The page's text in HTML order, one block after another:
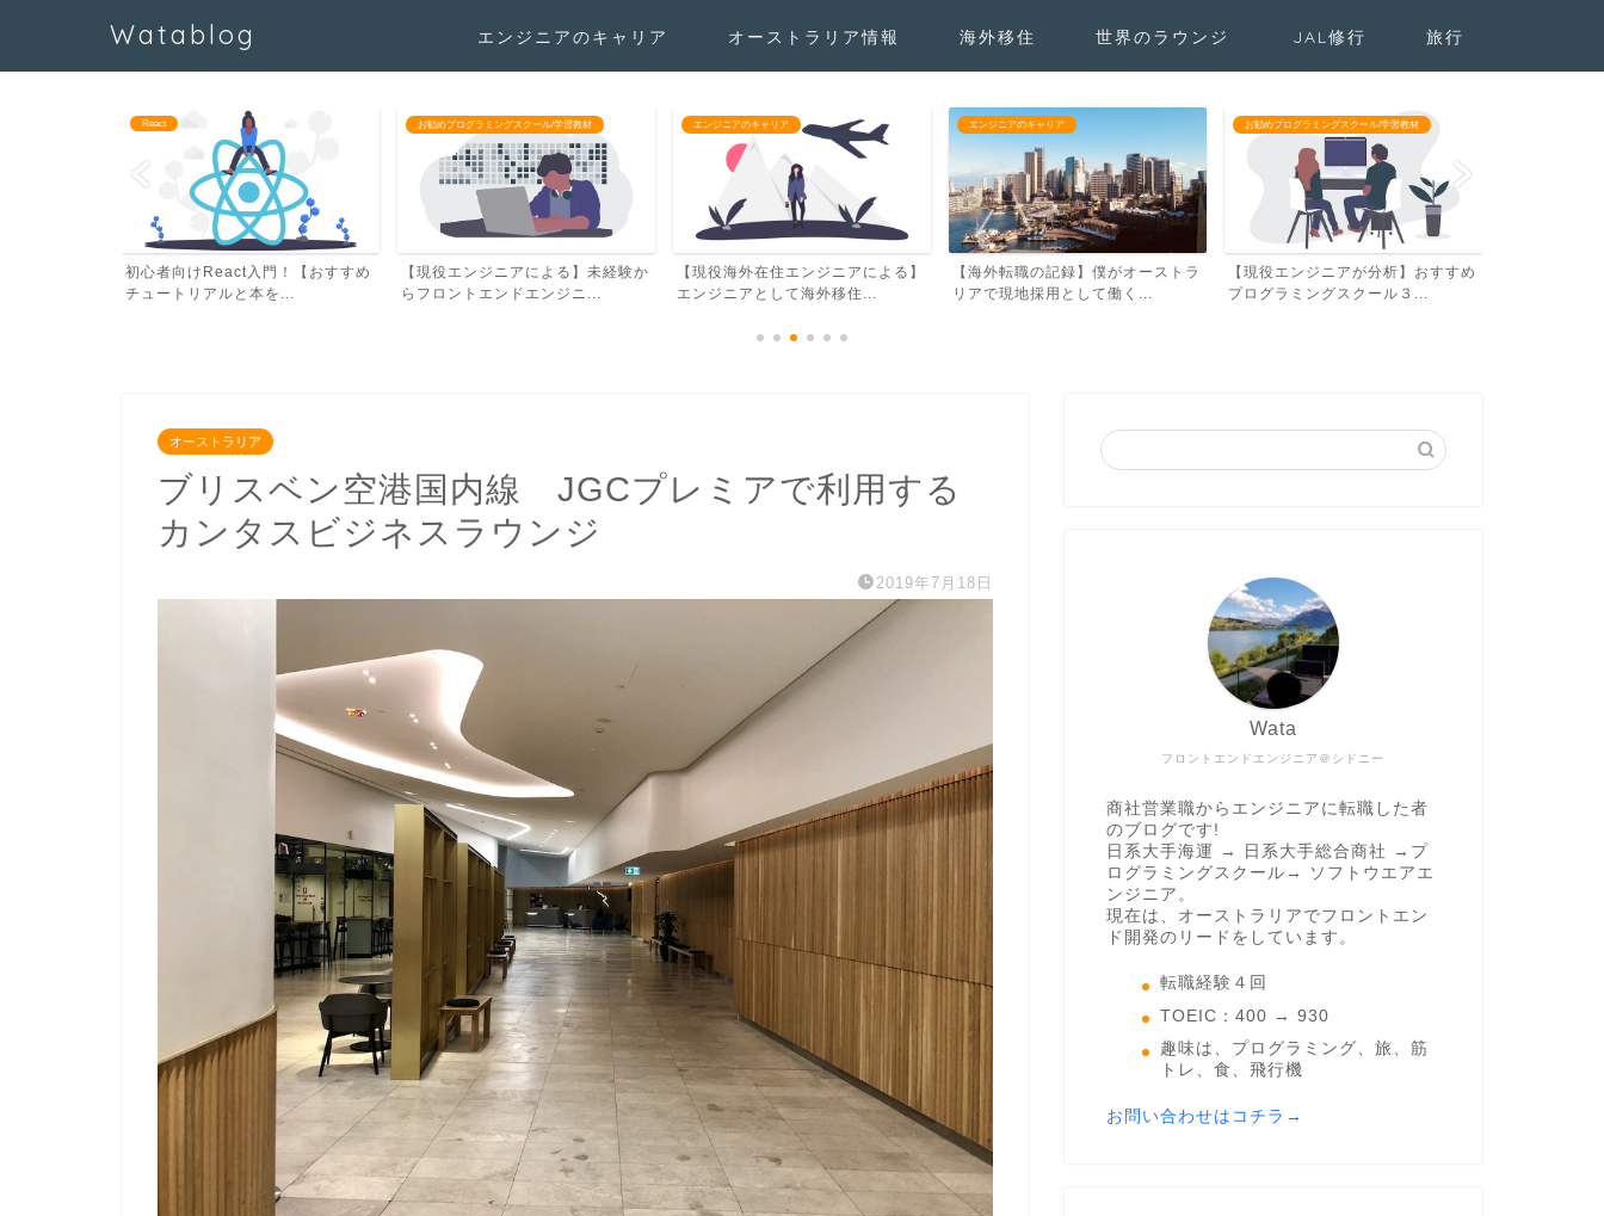
Watablog エンジニアのキャリア オーストラリア情報 海外移住 世界のラウンジ JAL修行 旅行
お勧めプログラミングスクール/学習教材
【現役エンジニアによる】未経験か
らフロントエンドエンジニ...
エンジニアのキャリア
【現役海外在住エンジニアによる】
エンジニアとして海外移住...
エンジニアのキャリア
【海外転職の記録】僕がオーストラ
リアで現地採用として働く...
お勧めプログラミングスクール/学習教材
【現役エンジニアが分析】おすすめ
プログラミングスクール３...
お勧めプログラミングスクール/学習教材
プログラミングを独学し就職するの
は無理？【営業からエンジ...
オーストラリア
ブリスベン空港国内線 JGCプレミアで利用する
カンタスビジネスラウンジ
2019年7月18日
フロントエンドエンジニア＠シドニー
Wata
商社営業職からエンジニアに転職した者
のブログです!
日系大手海運 → 日系大手総合商社 →プ
ログラミングスクール→ ソフトウエアエ
ンジニア。
現在は、オーストラリアでフロントエン
ド開発のリードをしています。
転職経験４回
TOEIC：400 → 930
趣味は、プログラミング、旅、筋
トレ、食、飛行機
お問い合わせはコチラ→